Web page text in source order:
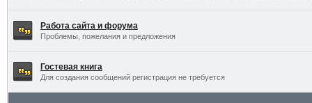
Работа сайта и форума
Проблемы, пожелания и предложения
Гостевая книга
Для создания сообщений регистрация не требуется